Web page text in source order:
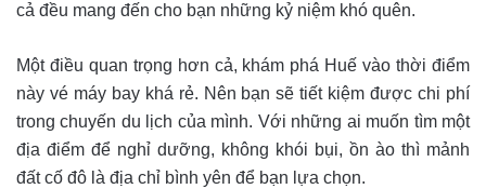
cả đều mang đến cho bạn những kỷ niệm khó quên.
Một điều quan trọng hơn cả, khám phá Huế vào thời điểm
này vé máy bay khá rẻ. Nên bạn sẽ tiết kiệm được chi phí
trong chuyến du lịch của mình. Với những ai muốn tìm một
địa điểm để nghỉ dưỡng, không khói bụi, ồn ào thì mảnh
đất cố đô là địa chỉ bình yên để bạn lựa chọn.